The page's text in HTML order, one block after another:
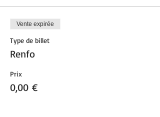
Vente expirée
Type de billet
Renfo
Prix
0,00 €